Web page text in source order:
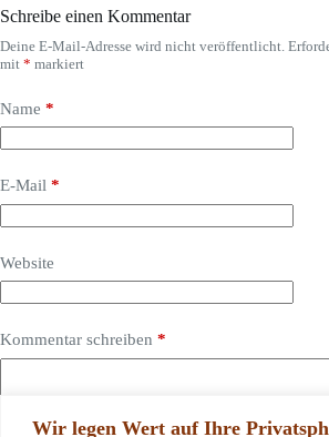
Wir legen Wert auf Ihre
Schreibe einen Kommentar
Deine E-Mail-Adresse wird nicht veröffentlicht.
mit * markiert
Name *
E-Mail *
Website
Kommentar schreiben *